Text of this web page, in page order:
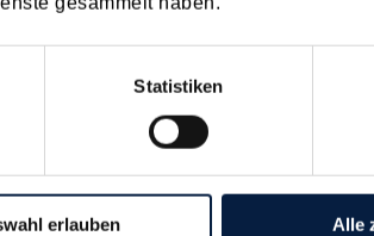
Statistiken
erlauben Alle
ist und auch noch kein